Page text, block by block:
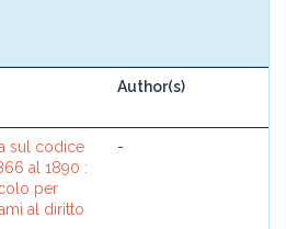
Author(s)
sul codice
al 1890 :
per
al diritto
-